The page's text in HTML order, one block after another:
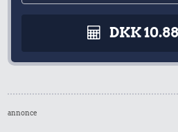
DKK
annonce